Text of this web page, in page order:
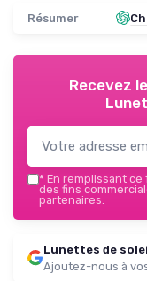
Résumer
Recevez
* En remplissant ce
des fins
partenaires.
Lunettes de
Ajoutez-nous à